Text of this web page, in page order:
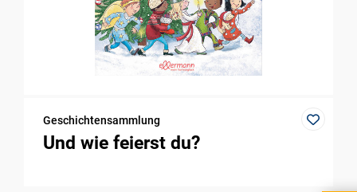
Geschichtensammlung
Und wie feierst du?